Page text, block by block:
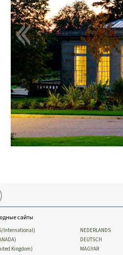
сайты
International)
Kingdom)
NEDERLANDS
DEUTSCH
MAGYAR